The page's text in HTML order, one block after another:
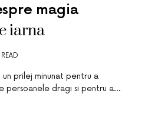
magia
iarna
prilej minunat pentru a
persoanele dragi si pentru a…